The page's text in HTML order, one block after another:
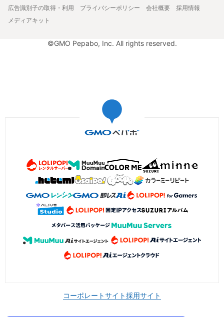
広告識別子の取得・利用
プライバシーポリシー 会社概要
採用情報
メディアキット
©GMO Pepabo, Inc. All rights reserved.
コーポレートサイト採用サイト